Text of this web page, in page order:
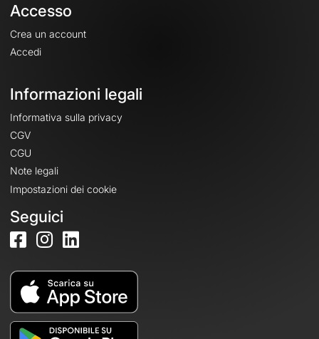
Accesso
Crea un account
Accedi
Informazioni legali
Informativa sulla privacy
CGV
CGU
Note legali
Impostazioni dei cookie
Seguici